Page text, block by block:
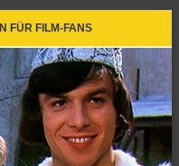
FÜR FILM-FANS